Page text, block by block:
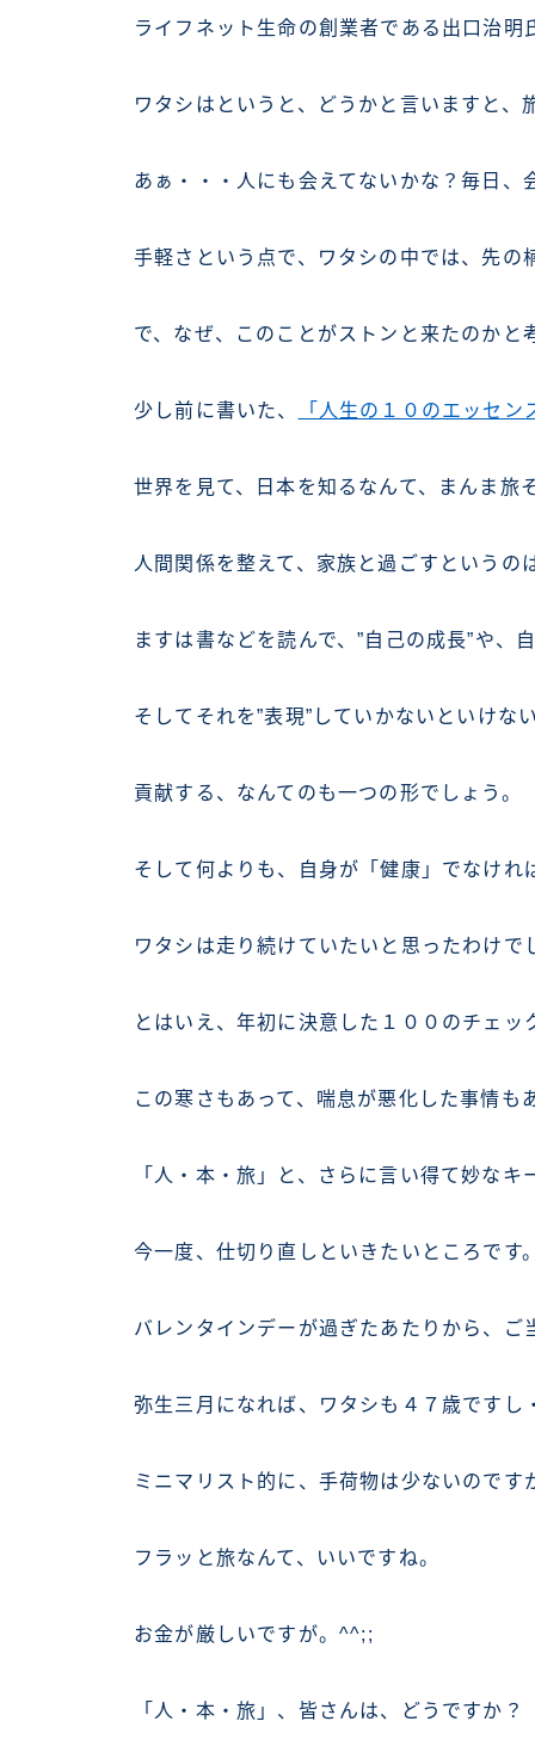
ライフネット生命の創業者である出口治明
ワタシはというと、どうかと言いますと
あぁ・・・人にも会えてないかな？毎日、
手軽さという点で、ワタシの中では、先
で、なぜ、このことがストンと来たのかと
少し前に書いた、 「人生の１０のエッセン
世界を見て、日本を知るなんて、まんま旅
人間関係を整えて、家族と過ごすというの
ますは書などを読んで、”自己の成長”や、
そしてそれを”表現”していかないといけな
貢献する、なんてのも一つの形でしょう。
そして何よりも、自身が「健康」でなけれ
ワタシは走り続けていたいと思ったわけで
とはいえ、年初に決意した１００のチェ
この寒さもあって、喘息が悪化した事情も
「人・本・旅」と、さらに言い得て妙な
今一度、仕切り直しといきたいところです
バレンタインデーが過ぎたあたりから、ご
弥生三月になれば、ワタシも４７歳ですし
ミニマリスト的に、手荷物は少ないのです
フラッと旅なんて、いいですね。
お金が厳しいですが。^^;;
「人・本・旅」、皆さんは、どうですか？